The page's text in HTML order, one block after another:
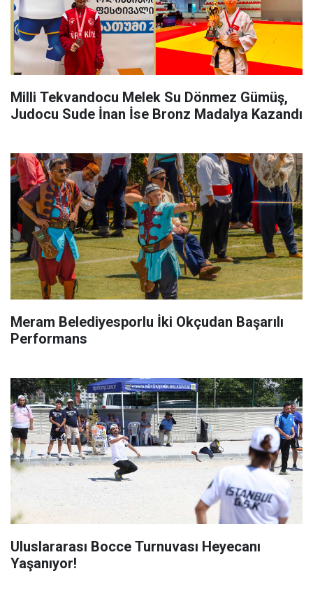
Milli Tekvandocu Melek Su Dönmez Gümüş,
Judocu Sude İnan İse Bronz Madalya Kazandı
Meram Belediyesporlu İki Okçudan Başarılı
Performans
Uluslararası Bocce Turnuvası Heyecanı
Yaşanıyor!